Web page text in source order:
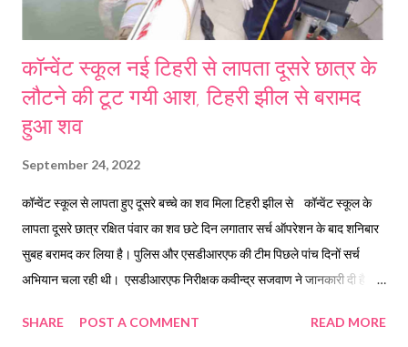
कॉन्वेंट स्कूल नई टिहरी से लापता दूसरे छात्र के
लौटने की टूट गयी आश, टिहरी झील से बरामद
हुआ शव
September 24, 2022
कॉन्वेंट स्कूल से लापता हुए दूसरे बच्चे का शव मिला टिहरी झील से कॉन्वेंट स्कूल के
लापता दूसरे छात्र रक्षित पंवार का शव छटे दिन लगातार सर्च ऑपरेशन के बाद शनिबार
सुबह बरामद कर लिया है। पुलिस और एसडीआरएफ की टीम पिछले पांच दिनों सर्च
अभियान चला रही थी। एसडीआरएफ निरीक्षक कवीन्द्र सजवाण ने जानकारी दी है कि
है। यह शव कोटी कॉलोनी स्थित उसी शमशान घाट के समीप मिला है जहां विगत दिवस
SHARE POST A COMMENT READ MORE